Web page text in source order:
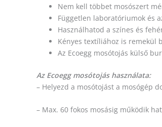
Nem kell többet mosószert
Független laboratóriumok és
Használhatod a színes és
Kényes textíliához is remekül
Az Ecoegg mosótojás külső
Az Ecoegg mosótojás használata:
– Helyezd a mosótojást a mosógép
– Max. 60 fokos mosásig működik